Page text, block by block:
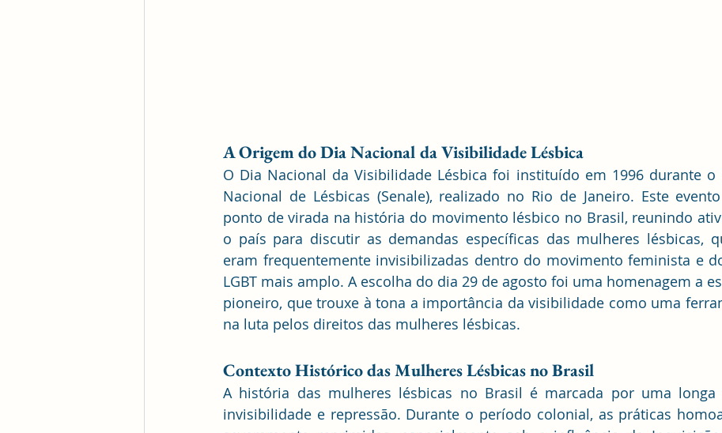
A Origem do Dia Nacional da Visibilidade Lésbica
O Dia Nacional da Visibilidade Lésbica foi instituído em 1996 durante o
Nacional de Lésbicas (Senale), realizado no Rio de Janeiro. Este
ponto de virada na história do movimento lésbico no Brasil, reunindo
o país para discutir as demandas específicas das mulheres lésbicas,
eram frequentemente invisibilizadas dentro do movimento feminista e
LGBT mais amplo. A escolha do dia 29 de agosto foi uma homenagem a
pioneiro, que trouxe à tona a importância da visibilidade como uma
na luta pelos direitos das mulheres lésbicas.
Contexto Histórico das Mulheres Lésbicas no Brasil
A história das mulheres lésbicas no Brasil é marcada por uma
invisibilidade e repressão. Durante o período colonial, as práticas